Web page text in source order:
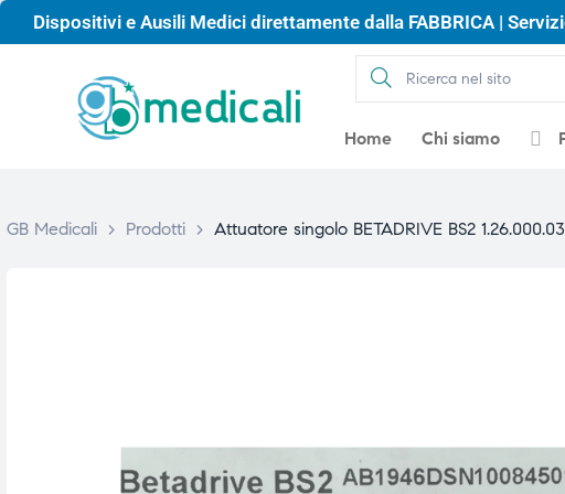
Dispositivi e Ausili Medici direttamente dalla FABBRICA |
Home Chi siamo
GB Medicali > Prodotti > Attuatore singolo BETADRIVE BS2